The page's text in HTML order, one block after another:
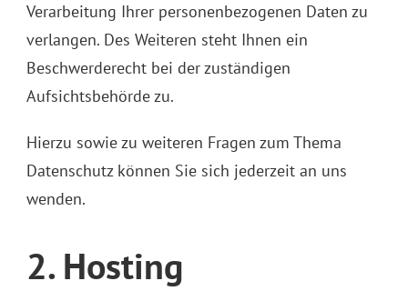
Verarbeitung Ihrer personenbezogenen Daten zu
verlangen. Des Weiteren steht Ihnen ein
Beschwerderecht bei der zuständigen
Aufsichtsbehörde zu.
Hierzu sowie zu weiteren Fragen zum Thema
Datenschutz können Sie sich jederzeit an uns
wenden.
2. Hosting